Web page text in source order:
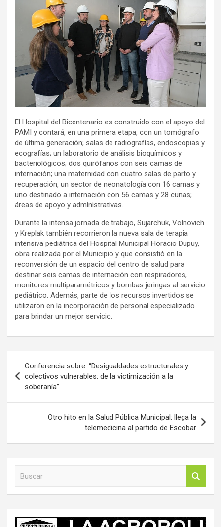
El Hospital del Bicentenario es construido con el apoyo del
PAMI y contará, en una primera etapa, con un tomógrafo
de última generación; salas de radiografías, endoscopias y
ecografías; un laboratorio de análisis bioquímicos y
bacteriológicos; dos quirófanos con seis camas de
internación; una maternidad con cuatro salas de parto y
recuperación, un sector de neonatología con 16 camas y
uno destinado a internación con 56 camas y 28 cunas;
áreas de apoyo y administrativas.
Durante la intensa jornada de trabajo, Sujarchuk, Volnovich
y Kreplak también recorrieron la nueva sala de terapia
intensiva pediátrica del Hospital Municipal Horacio Dupuy,
obra realizada por el Municipio y que consistió en la
reconversión de un espacio del centro de salud para
destinar seis camas de internación con respiradores,
monitores multiparamétricos y bombas jeringas al servicio
pediátrico. Además, parte de los recursos invertidos se
utilizaron en la incorporación de personal especializado
para brindar un mejor servicio.
de
entradas
Conferencia sobre: “Desigualdades estructurales y
colectivos vulnerables: de la victimización a la
soberanía”
Otro hito en la Salud Pública Municipal: llega la
telemedicina al partido de Escobar
r